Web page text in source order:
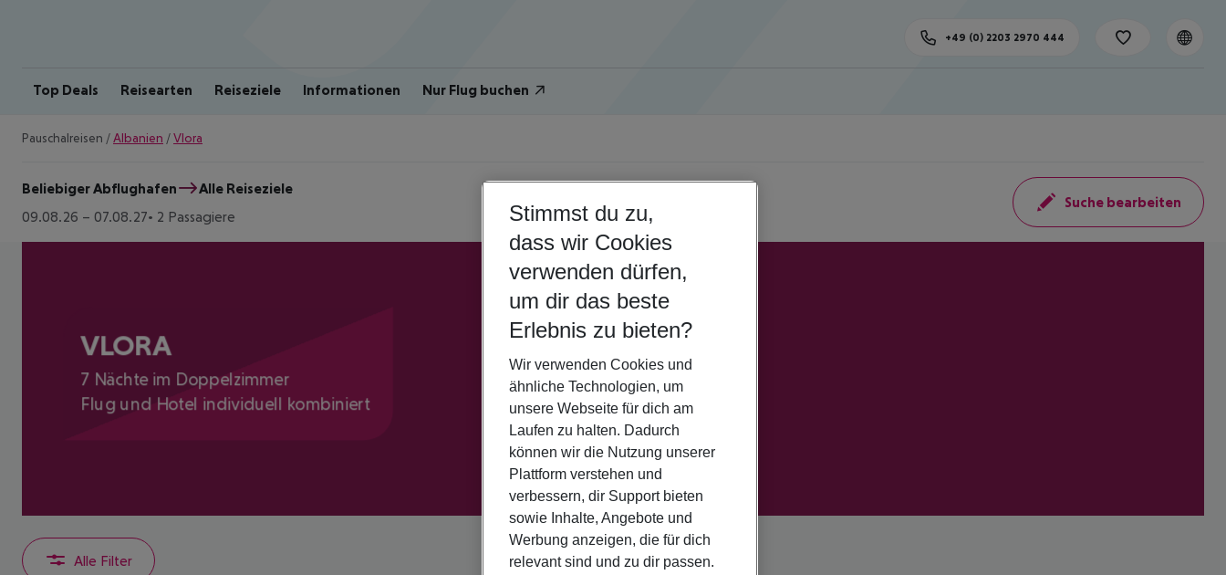
Top Deals Reisearten Reiseziele Informationen Nur Flug buchen
+49 (0) 2203 2970 444
Pauschalreisen /Albanien /Vlora
Beliebiger Abflughafen
Alle Reiseziele
09.08.26 – 07.08.27 2 Passagiere
Suche bearbeiten
VLORA
7 Nächte im Doppelzimmer
Flug und Hotel individuell kombiniert
Alle Filter
Stimmst du zu,
dass wir Cookies
verwenden dürfen,
um dir das beste
Erlebnis zu bieten?
Wir verwenden Cookies und
ähnliche Technologien, um
unsere Webseite für dich am
Laufen zu halten. Dadurch
können wir die Nutzung unserer
Plattform verstehen und
verbessern, dir Support bieten
sowie Inhalte, Angebote und
Werbung anzeigen, die für dich
relevant sind und zu dir passen.